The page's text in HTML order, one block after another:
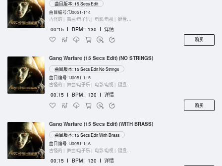
曲目版本: 15 Secs Edit
曲目编号:TJ0051-114
古怪的 | 舞曲/电子乐 | 电影/电视 | 键盘乐器
00:15 I BPM：130 I 详情
购买
Gang Warfare (15 Secs Edit) (NO STRINGS)
曲目版本: 15 Secs Edit No Strings
曲目编号:TJ0051-115
古怪的 | 舞曲/电子乐 | 电影/电视 | 键盘乐器
00:15 I BPM：130 I 详情
购买
Gang Warfare (15 Secs Edit) (WITH BRASS)
曲目版本: 15 Secs Edit With Brass
曲目编号:TJ0051-116
古怪的 | 舞曲/电子乐 | 电影/电视 | 键盘乐器
00:15 I BPM：130 I 详情